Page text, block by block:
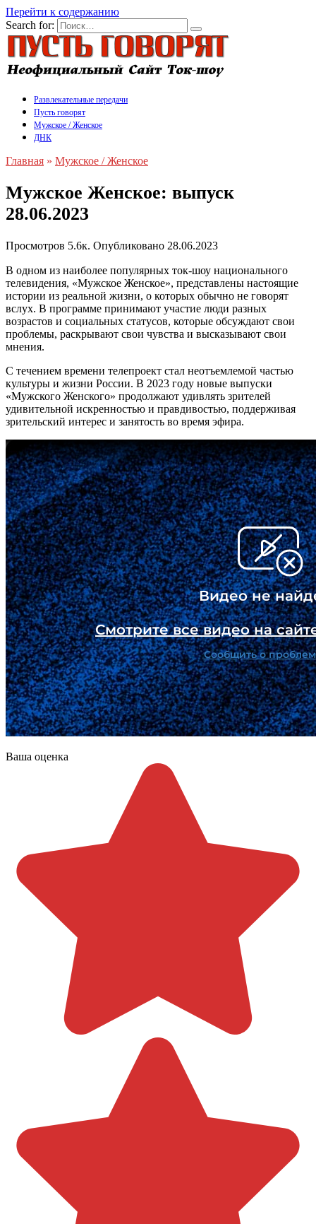
Перейти к содержанию
Search for:
Развлекательные передачи
Пусть говорят
Мужское / Женское
ДНК
Главная » Мужское / Женское
Мужское Женское: выпуск
28.06.2023
Просмотров 5.6к. Опубликовано 28.06.2023
В одном из наиболее популярных ток-шоу национального
телевидения, «Мужское Женское», представлены настоящие
истории из реальной жизни, о которых обычно не говорят
вслух. В программе принимают участие люди разных
возрастов и социальных статусов, которые обсуждают свои
проблемы, раскрывают свои чувства и высказывают свои
мнения.
С течением времени телепроект стал неотъемлемой частью
культуры и жизни России. В 2023 году новые выпуски
«Мужского Женского» продолжают удивлять зрителей
удивительной искренностью и правдивостью, поддерживая
зрительский интерес и занятость во время эфира.
Ваша оценка